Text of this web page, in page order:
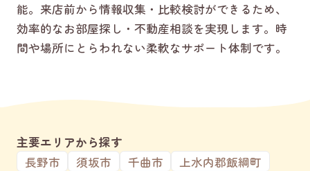
能。来店前から情報収集・比較検討ができるため、
効率的なお部屋探し・不動産相談を実現します。時
間や場所にとらわれない柔軟なサポート体制です。
主要エリアから探す
長野市
須坂市 千曲市
上水内郡飯綱町